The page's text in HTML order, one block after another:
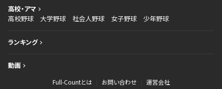
高校・アマ
高校野球
大学野球 社会人野球 女子野球 少年野球
ランキング
動画
Full-Countとは お問い合わせ 運営会社